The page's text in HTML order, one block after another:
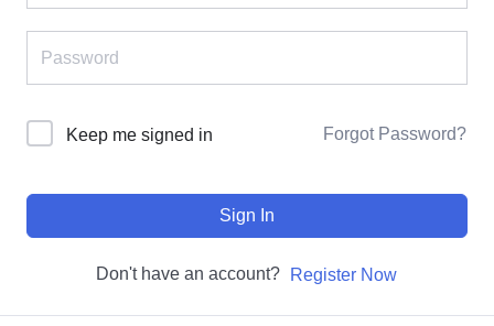
Keep me signed in Forgot Password?
Sign In
Don't have an account? Register Now